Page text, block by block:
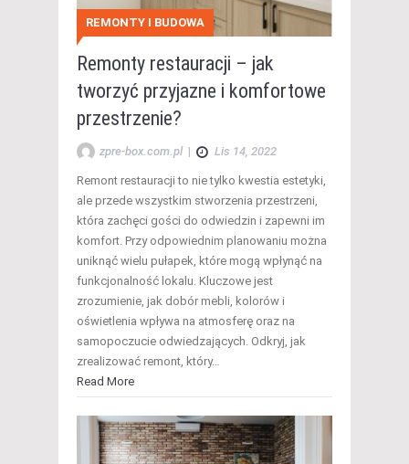
REMONTY I BUDOWA
Remonty restauracji – jak
tworzyć przyjazne i komfortowe
przestrzenie?
zpre-box.com.pl | Lis 14, 2022
Remont restauracji to nie tylko kwestia estetyki,
ale przede wszystkim stworzenia przestrzeni,
która zachęci gości do odwiedzin i zapewni im
komfort. Przy odpowiednim planowaniu można
uniknąć wielu pułapek, które mogą wpłynąć na
funkcjonalność lokalu. Kluczowe jest
zrozumienie, jak dobór mebli, kolorów i
oświetlenia wpływa na atmosferę oraz na
samopoczucie odwiedzających. Odkryj, jak
zrealizować remont, który…
Read More